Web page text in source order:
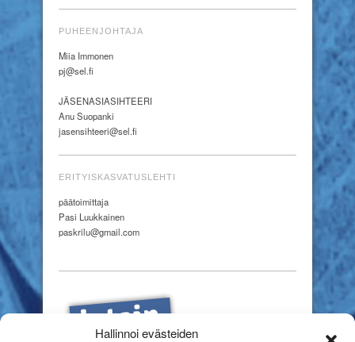
Hallinnoi evästeiden
PUHEENJOHTAJA
Miia Immonen
pj@sel.fi
JÄSENASIASIHTEERI
Anu Suopanki
jasensihteeri@sel.fi
ERITYISKASVATUSLEHTI
päätoimittaja
Pasi Luukkainen
paskrilu@gmail.com